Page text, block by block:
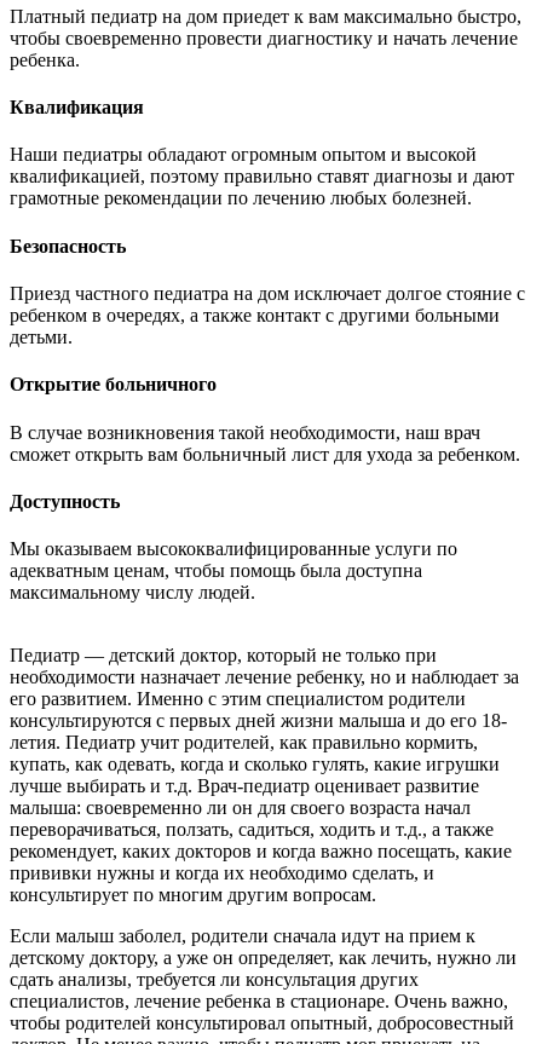
Платный педиатр на дом приедет к вам максимально быстро,
чтобы своевременно провести диагностику и начать лечение
ребенка.
Квалификация
Наши педиатры обладают огромным опытом и высокой
квалификацией, поэтому правильно ставят диагнозы и дают
грамотные рекомендации по лечению любых болезней.
Безопасность
Приезд частного педиатра на дом исключает долгое стояние с
ребенком в очередях, а также контакт с другими больными
детьми.
Открытие больничного
В случае возникновения такой необходимости, наш врач
сможет открыть вам больничный лист для ухода за ребенком.
Доступность
Мы оказываем высококвалифицированные услуги по
адекватным ценам, чтобы помощь была доступна
максимальному числу людей.
Педиатр — детский доктор, который не только при
необходимости назначает лечение ребенку, но и наблюдает за
его развитием. Именно с этим специалистом родители
консультируются с первых дней жизни малыша и до его 18-
летия. Педиатр учит родителей, как правильно кормить,
купать, как одевать, когда и сколько гулять, какие игрушки
лучше выбирать и т.д. Врач-педиатр оценивает развитие
малыша: своевременно ли он для своего возраста начал
переворачиваться, ползать, садиться, ходить и т.д., а также
рекомендует, каких докторов и когда важно посещать, какие
прививки нужны и когда их необходимо сделать, и
консультирует по многим другим вопросам.
Если малыш заболел, родители сначала идут на прием к
детскому доктору, а уже он определяет, как лечить, нужно ли
сдать анализы, требуется ли консультация других
специалистов, лечение ребенка в стационаре. Очень важно,
чтобы родителей консультировал опытный, добросовестный